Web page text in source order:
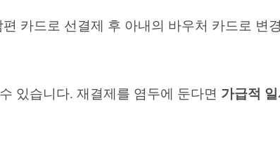
카드로 선결제 후 아내의 바우처 카드로 변
있습니다. 재결제를 염두에 둔다면 가급적